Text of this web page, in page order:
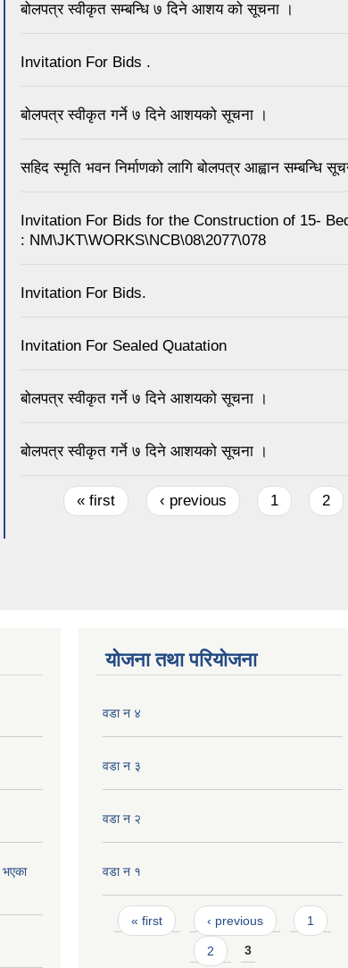
बोलपत्र स्वीकृत सम्बन्धि ७ दिने आशय को सूचना ।
Invitation For Bids .
बोलपत्र स्वीकृत गर्ने ७ दिने आशयको सूचना ।
सहिद स्मृति भवन निर्माणको लागि बोलपत्र आह्वान सम्बन्धि
Invitation For Bids for the Construction of 15-
: NM\JKT\WORKS\NCB\08\2077\078
Invitation For Bids.
Invitation For Sealed Quatation
बोलपत्र स्वीकृत गर्ने ७ दिने आशयको सूचना ।
बोलपत्र स्वीकृत गर्ने ७ दिने आशयको सूचना ।
Pages« first ‹ previous 1 2
भएका
योजना तथा परियोजना
वडा न ४
वडा न ३
वडा न‌‍ २
वडा न १
Pages
« first ‹ previous 1
2 3